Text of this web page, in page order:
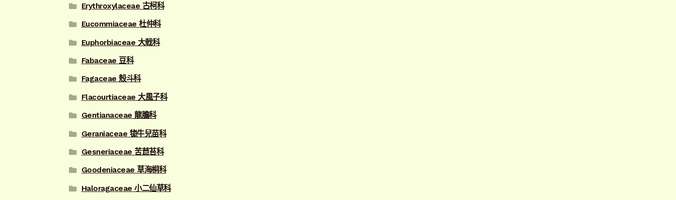
Erythroxylaceae 古柯科
Eucommiaceae 杜仲科
Euphorbiaceae 大戟科
Fabaceae 豆科
Fagaceae 殼斗科
Flacourtiaceae 大風子科
Gentianaceae 龍膽科
Geraniaceae 牻牛兒苗科
Gesneriaceae 苦苣苔科
Goodeniaceae 草海桐科
Haloragaceae 小二仙草科